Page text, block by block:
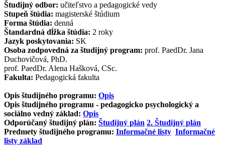
Študijný odbor: učiteľstvo a pedagogické vedy
Stupeň štúdia: magisterské štúdium
Forma štúdia: denná
Štandardná dĺžka štúdia: 2 roky
Jazyk poskytovania: SK
Osoba zodpovedná za študijný program: prof. PaedDr. Jana
Duchovičová, PhD.
prof. PaedDr. Alena Hašková, CSc.
Fakulta: Pedagogická fakulta
Opis študijného programu: Opis
Opis študijného programu - pedagogicko psychologický a
sociálno vedný základ: Opis
Odporúčaný študijný plán: Študijný plán 2. Študijný plán
Predmety študijného programu: Informačné listy Informačné
listy základ